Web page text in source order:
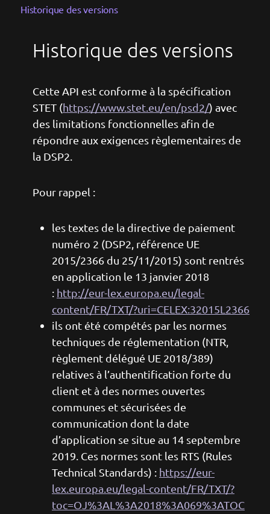
Historique des versions
Historique des versions
Cette API est conforme à la spécification
STET (https://www.stet.eu/en/psd2/) avec
des limitations fonctionnelles afin de
répondre aux exigences règlementaires de
la DSP2.
Pour rappel :
les textes de la directive de paiement
numéro 2 (DSP2, référence UE
2015/2366 du 25/11/2015) sont rentrés
en application le 13 janvier 2018
: http://eur-lex.europa.eu/legal-
content/FR/TXT/?uri=CELEX:32015L2366
ils ont été compétés par les normes
techniques de réglementation (NTR,
règlement délégué UE 2018/389)
relatives à l’authentification forte du
client et à des normes ouvertes
communes et sécurisées de
communication dont la date
d’application se situe au 14 septembre
2019. Ces normes sont les RTS (Rules
Technical Standards) : https://eur-
lex.europa.eu/legal-content/FR/TXT/?
toc=OJ%3AL%3A2018%3A069%3ATOC